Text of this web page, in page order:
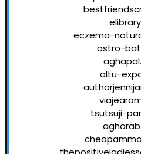
eczema-
astro-
altu-
tsutsuji-